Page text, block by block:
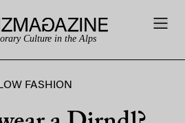
Culture in the Alps
FASHION